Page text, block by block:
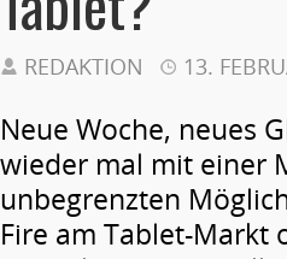
REDAKTION 13.
Neue Woche, neues
wieder mal mit einer
unbegrenzten
Fire am Tablet-Markt